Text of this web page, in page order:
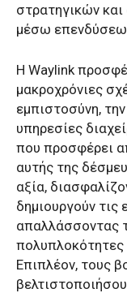
στρατηγικών
μέσω
Η Waylink
μακροχρόνιες
εμπιστοσύνη,
υπηρεσίες
που προσφέρει
αυτής της
αξία,
δημιουργούν τις
απαλλάσσοντας
πολυπλοκότητες
Επιπλέον, τους